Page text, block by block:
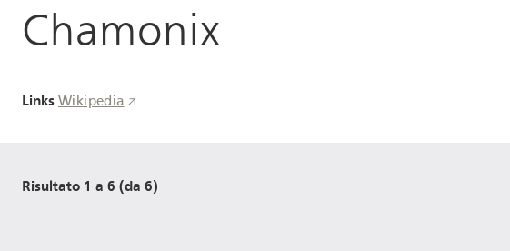
Chamonix
Links Wikipedia
Risultato 1 a 6 (da 6)